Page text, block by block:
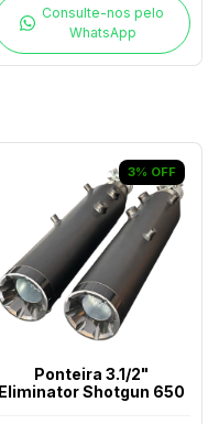
Consulte-nos pelo
WhatsApp
3% OFF
Ponteira 3.1/2"
Eliminator Shotgun 650